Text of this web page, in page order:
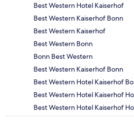
Best Western Hotel Kaiserhof
Best Western Kaiserhof Bonn
Best Western Kaiserhof
Best Western Bonn
Bonn Best Western
Best Western Kaiserhof Bonn
Best Western Hotel Kaiserhof
Best Western Hotel Kaiserhof
Best Western Hotel Kaiserhof